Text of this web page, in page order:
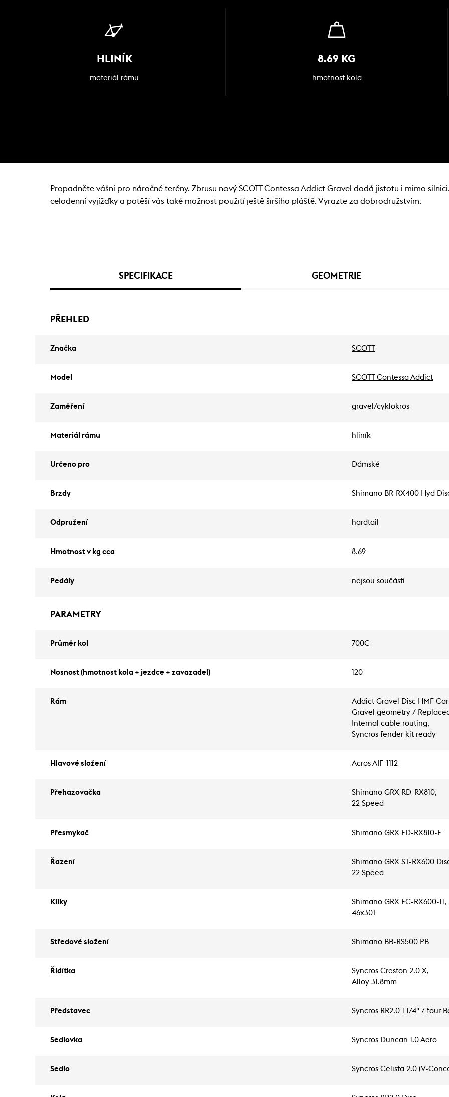
HLINÍK
materiál rámu
8.69 KG
hmotnost kola
Propadněte vášni pro náročné terény. Zbrusu nový SCOTT Contessa Addict Gravel dodá jistotu i mimo
celodenní vyjížďky a potěší vás také možnost použití ještě širšího pláště. Vyrazte za dobrodružstvím.
SPECIFIKACE GEOMETRIE
PŘEHLED
Značka SCOTT
Model SCOTT Contessa Addict
Zaměření gravel/cyklokros
Materiál rámu hliník
Určeno pro Dámské
Brzdy Shimano BR-RX400 Hyd
Odpružení hardtail
Hmotnost v kg cca 8.69
Pedály nejsou součástí
PARAMETRY
Průměr kol 700C
Nosnost (hmotnost kola + jezdce + zavazadel) 120
Rám
Addict Gravel Disc HMF
Gravel geometry /
Internal cable routing,
Syncros fender kit ready
Hlavové složení Acros AIF-1112
Přehazovačka
Shimano GRX RD-RX810,
22 Speed
Přesmykač Shimano GRX FD-RX810-F
Řazení
Shimano GRX ST-RX600
22 Speed
Kliky
Shimano GRX FC-RX600-11,
46x30T
Středové složení Shimano BB-RS500 PB
Řídítka
Syncros Creston 2.0 X,
Alloy 31.8mm
Představec Syncros RR2.0 1 1/4" / four
Sedlovka Syncros Duncan 1.0 Aero
Sedlo Syncros Celista 2.0 (V-